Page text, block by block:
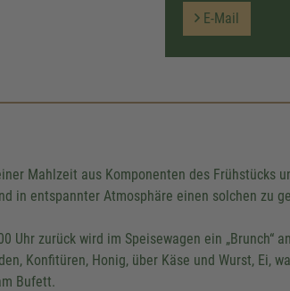
E-Mail
Mahlzeit aus Komponenten des Frühstücks
in entspannter Atmosphäre einen solchen zu
Uhr zurück wird im Speisewagen ein „Brunch“
Konfitüren, Honig, über Käse und Wurst, Ei,
Bufett.